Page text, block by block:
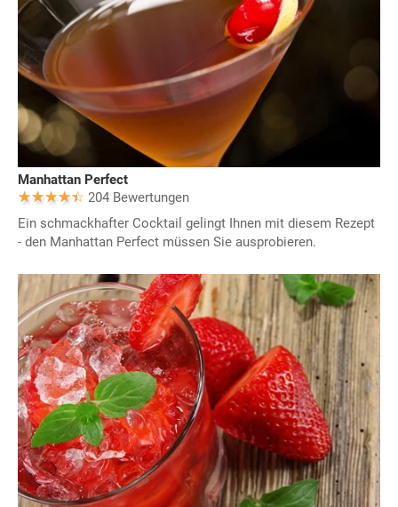
Manhattan Perfect
204 Bewertungen
Ein schmackhafter Cocktail gelingt Ihnen mit diesem Rezept
- den Manhattan Perfect müssen Sie ausprobieren.